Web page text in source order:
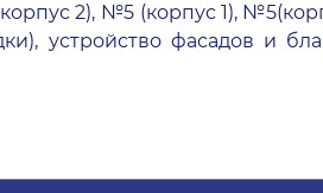
2), №5 (корпус 1),
устройство фасадов и